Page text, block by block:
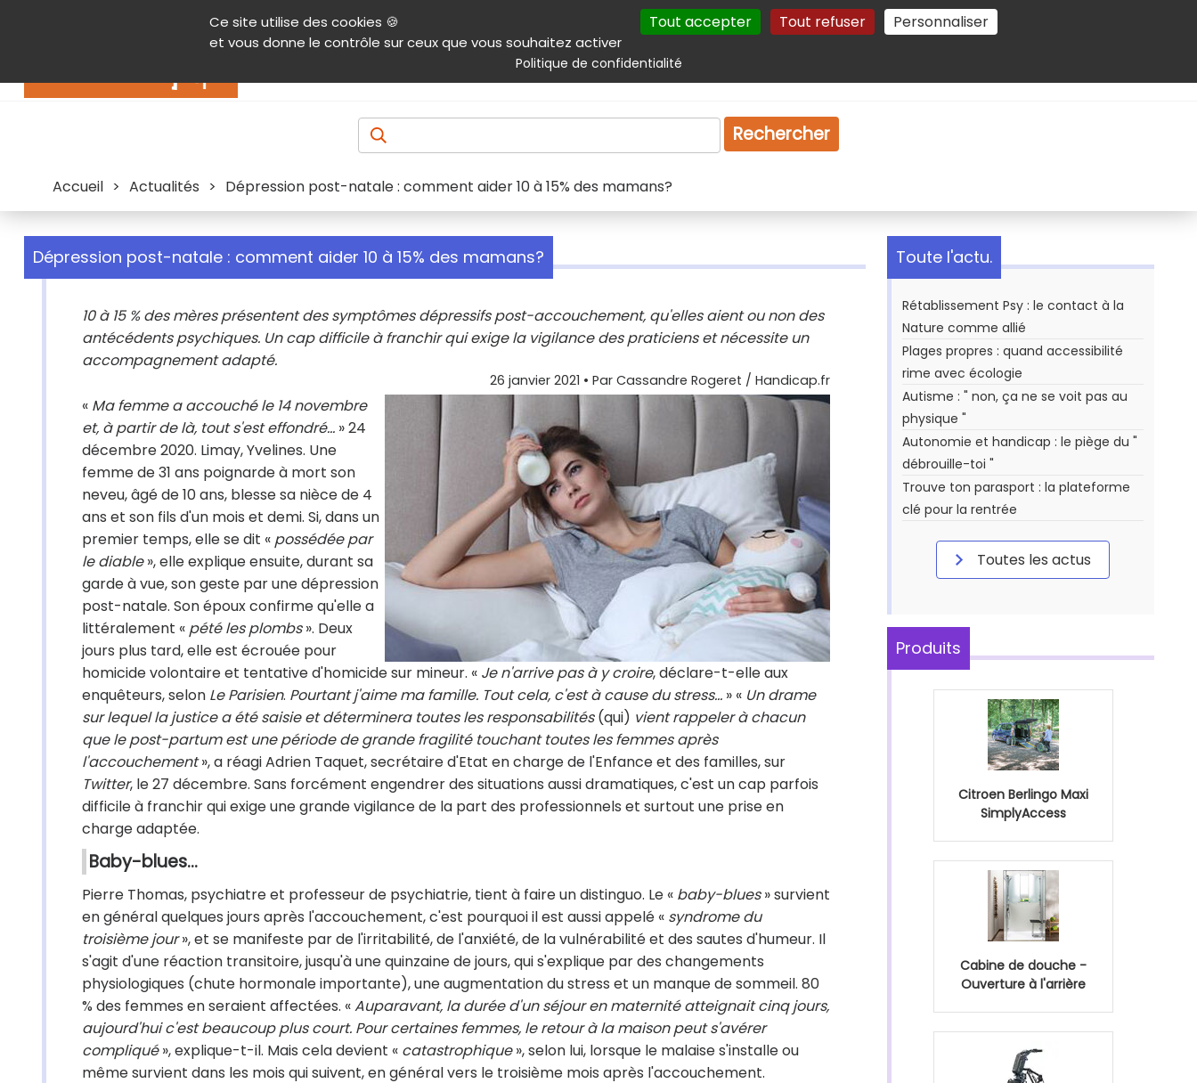
Ce site utilise des cookies 🍪
et vous donne le contrôle sur ceux que vous souhaitez activer
Tout accepter Tout refuser Personnaliser
Politique de confidentialité
Contenu Aide et accessibilité Menu principal Autres services Plan du site Gestion des cookies
Produits & services Emploi Droit
Rechercher
Accueil > Actualités > Dépression post-natale : comment aider 10 à 15% des mamans?
Dépression post-natale : comment aider 10 à 15% des mamans?
10 à 15 % des mères présentent des symptômes dépressifs post-accouchement, qu'elles aient ou non des
antécédents psychiques. Un cap difficile à franchir qui exige la vigilance des praticiens et nécessite un
accompagnement adapté.
26 janvier 2021 • Par Cassandre Rogeret / Handicap.fr
« Ma femme a accouché le 14 novembre
et, à partir de là, tout s'est effondré... » 24
décembre 2020. Limay, Yvelines. Une
femme de 31 ans poignarde à mort son
neveu, âgé de 10 ans, blesse sa nièce de 4
ans et son fils d'un mois et demi. Si, dans un
premier temps, elle se dit « possédée par
le diable», elle explique ensuite, durant sa
garde à vue, son geste par une dépression
post-natale. Son époux confirme qu'elle a
littéralement « pété les plombs». Deux
jours plus tard, elle est écrouée pour
homicide volontaire et tentative d'homicide sur mineur. « Je n'arrive pas à y croire, déclare-t-elle aux
enquêteurs, selon Le Parisien. Pourtant j'aime ma famille. Tout cela, c'est à cause du stress... » « Un drame
sur lequel la justice a été saisie et déterminera toutes les responsabilités(qui) vient rappeler à chacun
que le post-partum est une période de grande fragilité touchant toutes les femmes après
l'accouchement», a réagi Adrien Taquet, secrétaire d'Etat en charge de l'Enfance et des familles, sur
Twitter, le 27 décembre. Sans forcément engendrer des situations aussi dramatiques, c'est un cap parfois
difficile à franchir qui exige une grande vigilance de la part des professionnels et surtout une prise en
charge adaptée.
Baby-blues…
Pierre Thomas, psychiatre et professeur de psychiatrie, tient à faire un distinguo. Le « baby-blues» survient
en général quelques jours après l'accouchement, c'est pourquoi il est aussi appelé « syndrome du
troisième jour», et se manifeste par de l'irritabilité, de l'anxiété, de la vulnérabilité et des sautes d'humeur. Il
s'agit d'une réaction transitoire, jusqu'à une quinzaine de jours, qui s'explique par des changements
physiologiques (chute hormonale importante), une augmentation du stress et un manque de sommeil. 80
% des femmes en seraient affectées. «Auparavant, la durée d'un séjour en maternité atteignait cinq jours,
aujourd'hui c'est beaucoup plus court. Pour certaines femmes, le retour à la maison peut s'avérer
compliqué», explique-t-il. Mais cela devient « catastrophique», selon lui, lorsque le malaise s'installe ou
même survient dans les mois qui suivent, en général vers le troisième mois après l'accouchement.
Toute l'actu.
Rétablissement Psy : le contact à la
Nature comme allié
Plages propres : quand accessibilité
rime avec écologie
Autisme : " non, ça ne se voit pas au
physique "
Autonomie et handicap : le piège du "
débrouille-toi "
Trouve ton parasport : la plateforme
clé pour la rentrée
Toutes les actus
Produits
Citroen Berlingo Maxi
SimplyAccess
Cabine de douche -
Ouverture à l'arrière